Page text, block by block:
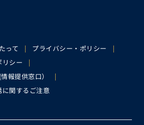
って
プライバシー・ポリシー
リシー
報提供窓口）
に関するご注意